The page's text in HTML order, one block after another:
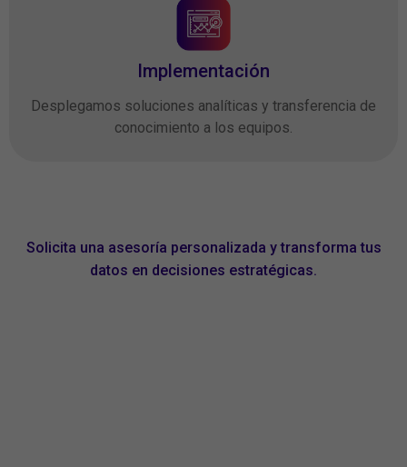
Implementación
Desplegamos soluciones analíticas y transferencia de
conocimiento a los equipos.
Solicita una asesoría personalizada y transforma tus
datos en decisiones estratégicas.